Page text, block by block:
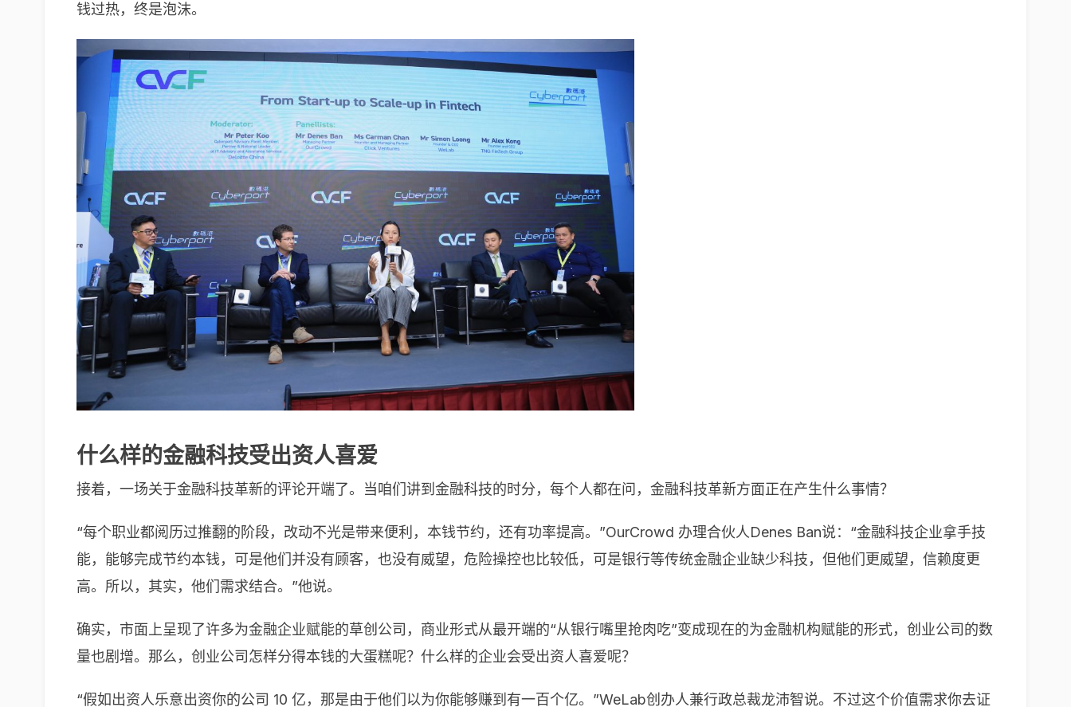
钱过热，终是泡沫。
什么样的金融科技受出资人喜爱
接着，一场关于金融科技革新的评论开端了。当咱们讲到金融科技的时分，每个人都在问，金融科技革新方面正在产生什么事情？
“每个职业都阅历过推翻的阶段，改动不光是带来便利，本钱节约，还有功率提高。”OurCrowd 办理合伙人Denes Ban说：“金融科技企业拿手技
能，能够完成节约本钱，可是他们并没有顾客，也没有威望，危险操控也比较低，可是银行等传统金融企业缺少科技，但他们更威望，信赖度更
高。所以，其实，他们需求结合。”他说。
确实，市面上呈现了许多为金融企业赋能的草创公司，商业形式从最开端的“从银行嘴里抢肉吃”变成现在的为金融机构赋能的形式，创业公司的数
量也剧增。那么，创业公司怎样分得本钱的大蛋糕呢？什么样的企业会受出资人喜爱呢？
“假如出资人乐意出资你的公司 10 亿，那是由于他们以为你能够赚到有一百个亿。”WeLab创办人兼行政总裁龙沛智说。不过这个价值需求你去证